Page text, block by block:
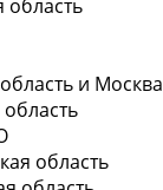
область
и Москва
область